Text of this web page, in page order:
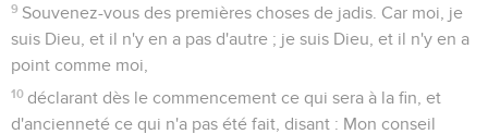
9 Souvenez-vous des premières choses de jadis. Car moi, je
suis Dieu, et il n'y en a pas d'autre ; je suis Dieu, et il n'y en a
point comme moi,
10 déclarant dès le commencement ce qui sera à la fin, et
d'ancienneté ce qui n'a pas été fait, disant : Mon conseil